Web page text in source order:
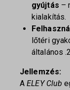
gyújtás –
kialakítás.
lőtéri
általános
Jellemzés:
AELEY Club